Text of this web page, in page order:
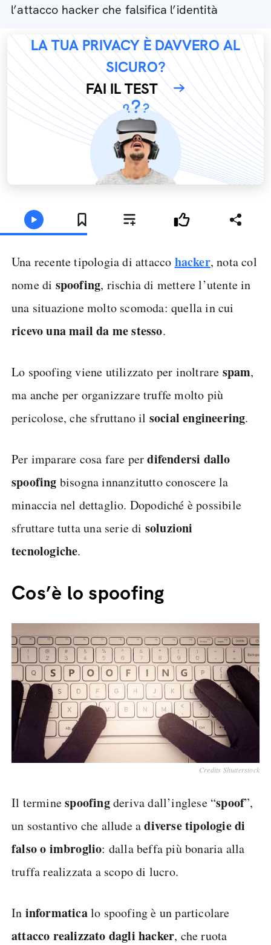
l’attacco hacker che falsifica l’identità
LA TUA PRIVACY È DAVVERO AL
SICURO?
FAI IL TEST
Una recente tipologia di attacco hacker, nota col
nome di spoofing, rischia di mettere l’utente in
una situazione molto scomoda: quella in cui
ricevo una mail da me stesso.
Lo spoofing viene utilizzato per inoltrare spam,
ma anche per organizzare truffe molto più
pericolose, che sfruttano il social engineering.
Per imparare cosa fare perdifendersi dallo
spoofing bisogna innanzitutto conoscere la
minaccia nel dettaglio. Dopodiché è possibile
sfruttare tutta una serie di soluzioni
tecnologiche.
Cos’è lo spoofing
Credits Shutterstock
Il terminespoofingderiva dall’inglese “spoof”,
un sostantivo che allude adiverse tipologie di
falso o imbroglio: dalla beffa più bonaria alla
truffa realizzata a scopo di lucro.
In informaticalo spoofing è un particolare
attacco realizzato dagli hacker, che ruota